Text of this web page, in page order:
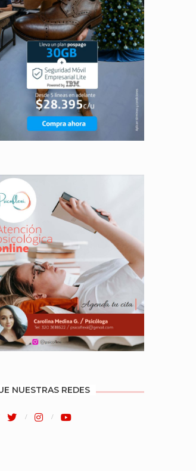
NUESTRAS REDES